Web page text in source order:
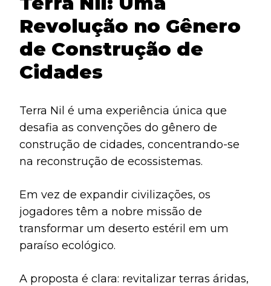
Revolução no Gênero
de Construção de
Cidades
Terra Nil é uma experiência única que
desafia as convenções do gênero de
construção de cidades, concentrando-se
na reconstrução de ecossistemas.
Em vez de expandir civilizações, os
jogadores têm a nobre missão de
transformar um deserto estéril em um
paraíso ecológico.
A proposta é clara: revitalizar terras áridas,